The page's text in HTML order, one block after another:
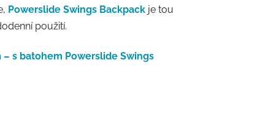
Powerslide Swings Backpack je tou
použití.
s batohem Powerslide Swings